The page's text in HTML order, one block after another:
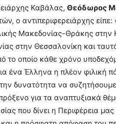
Καβάλας, Θεόδωρος
ο αντιπεριφερειάρχης
Μακεδονίας-Θράκης
στην Θεσσαλονίκη και
το οποίο κάθε χρόνο
ένα Έλληνα η πλέον φιλική
δυνατότητα να
για τα αναπτυξιακά
που δίνει η Περιφέρεια